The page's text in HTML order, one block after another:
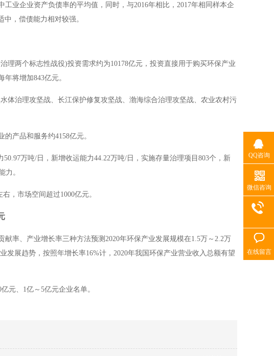
工业企业资产负债率的平均值，同时，与2016年相比， 2017年相同样本企
，偿债能力相对较强。
理两个标志性战役)投资需求约为10178亿元，投资直接用于购买环保产业
年将增加843亿元。
体治理攻坚战、长江保护修复攻坚战、渤海综合治理攻坚战、农业农村污
的产品和服务约4158亿元。
50.97万吨/ 日，新增收运能力44.22万吨/ 日，实施存量治理项目 803个，新
力。
右，市场空间超过1000亿元。
献率、产业增长率三种方法预测 2020年环保产业发展规模在1.5万～ 2.2万
发展趋势，按照年增长率16%计， 2020年我国环保产业营业收入总额有望
亿元、 1亿～ 5亿元企业名单。
QQ咨询
微信咨询
在线留言